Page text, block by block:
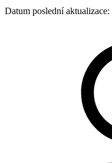
Datum poslední aktualizace: